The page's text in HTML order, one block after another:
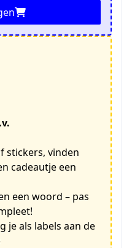
stickers, vinden
cadeautje een
een woord – pas
je als labels aan de